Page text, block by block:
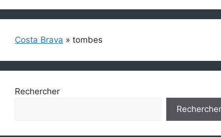
Costa Brava » tombes
Rechercher
Rechercher